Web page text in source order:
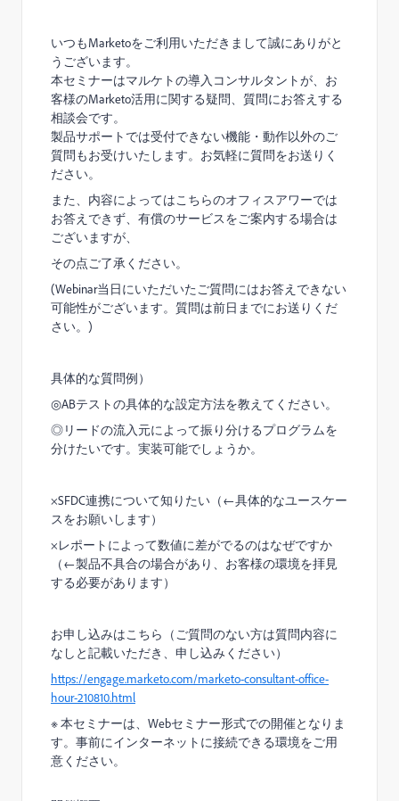
いつもMarketoをご利用いただきまして誠にありがと
うございます。
本セミナーはマルケトの導入コンサルタントが、お
客様のMarketo活用に関する疑問、質問にお答えする
相談会です。
製品サポートでは受付できない機能・動作以外のご
質問もお受けいたします。お気軽に質問をお送りく
ださい。
また、内容によってはこちらのオフィスアワーでは
お答えできず、有償のサービスをご案内する場合は
ございますが、
その点ご了承ください。
(Webinar当日にいただいたご質問にはお答えできない
可能性がございます。質問は前日までにお送りくだ
さい。)
具体的な質問例）
◎ABテストの具体的な設定方法を教えてください。
◎リードの流入元によって振り分けるプログラムを
分けたいです。実装可能でしょうか。
×SFDC連携について知りたい（←具体的なユースケー
スをお願いします）
×レポートによって数値に差がでるのはなぜですか
（←製品不具合の場合があり、お客様の環境を拝見
する必要があります）
お申し込みはこちら（ご質問のない方は質問内容に
なしと記載いただき、申し込みください）
https://engage.marketo.com/marketo-consultant-office-
hour-210810.html
※ 本セミナーは、Webセミナー形式での開催となりま
す。事前にインターネットに接続できる環境をご用
意ください。